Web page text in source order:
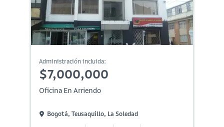
Administración incluida:
$7,000,000
Oficina En Arriendo
Bogotá, Teusaquillo, La Soledad